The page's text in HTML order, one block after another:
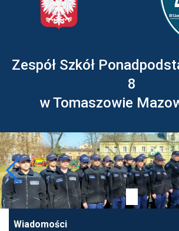
Zespół Szkół
8
w Tomaszowie
Wiadomości